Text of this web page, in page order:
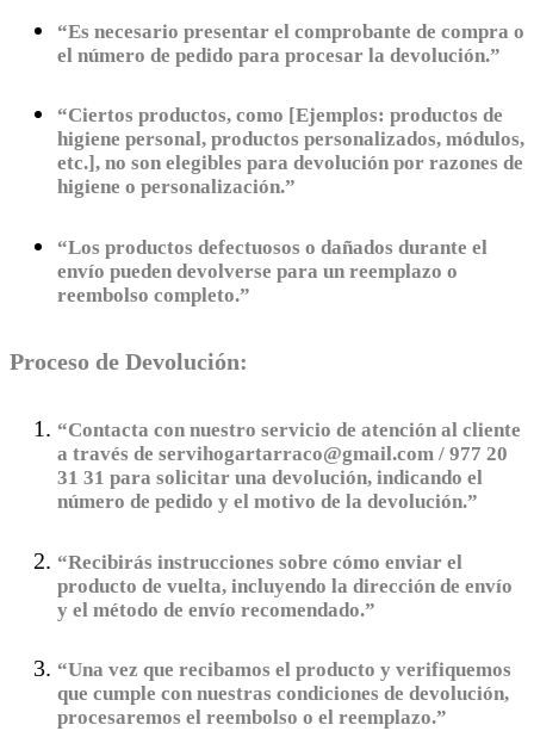
“Es necesario presentar el comprobante de compra o
el número de pedido para procesar la devolución.”
“Ciertos productos, como [Ejemplos: productos de
higiene personal, productos personalizados, módulos,
etc.], no son elegibles para devolución por razones de
higiene o personalización.”
“Los productos defectuosos o dañados durante el
envío pueden devolverse para un reemplazo o
reembolso completo.”
Proceso de Devolución:
“Contacta con nuestro servicio de atención al cliente
a través de servihogartarraco@gmail.com / 977 20
31 31 para solicitar una devolución, indicando el
número de pedido y el motivo de la devolución.”
“Recibirás instrucciones sobre cómo enviar el
producto de vuelta, incluyendo la dirección de envío
y el método de envío recomendado.”
“Una vez que recibamos el producto y verifiquemos
que cumple con nuestras condiciones de devolución,
procesaremos el reembolso o el reemplazo.”